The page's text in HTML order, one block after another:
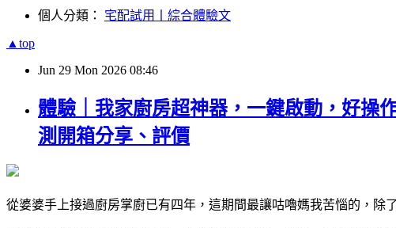
個人分類： 宅配試用丨綜合體驗文
▲top
Jun 29 Mon 2026 08:46
體驗｜我家廚房超神器，一鍵啟動，好操
測開箱分享、評價
從婆婆手上接過廚房掌廚已有四年，這期間最讓咕嚕媽我苦惱的，除